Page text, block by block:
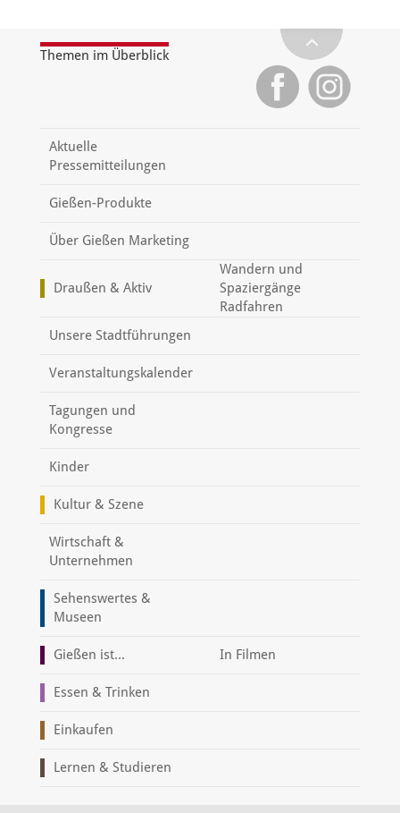
Themen im Überblick
Aktuelle
Pressemitteilungen
Gießen-Produkte
Über Gießen Marketing
Draußen & Aktiv
Wandern und
Spaziergänge
Radfahren
Unsere Stadtführungen
Veranstaltungskalender
Tagungen und
Kongresse
Kinder
Kultur & Szene
Wirtschaft &
Unternehmen
Sehenswertes &
Museen
Gießen ist... In Filmen
Essen & Trinken
Einkaufen
Lernen & Studieren